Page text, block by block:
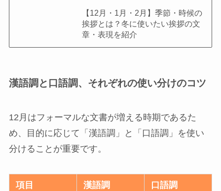
【12月・1月・2月】季節・時候の
挨拶とは？冬に使いたい挨拶の文
章・表現を紹介
漢語調と口語調、それぞれの使い分けのコツ
12月はフォーマルな文書が増える時期であるた
め、目的に応じて「漢語調」と「口語調」を使い
分けることが重要です。
項目 漢語調 口語調